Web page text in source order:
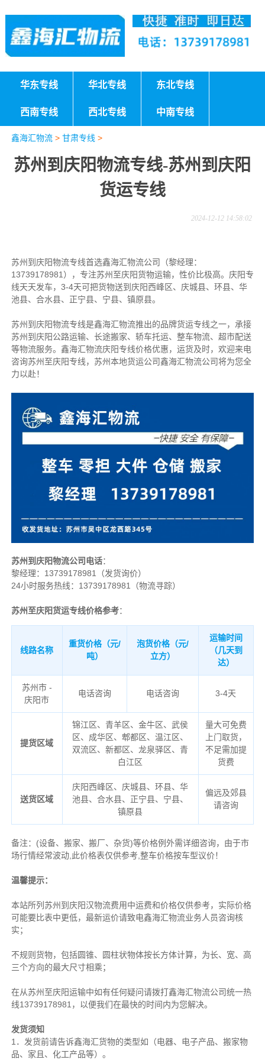
华东专线 华北专线 东北专线
西南专线 西北专线 中南专线
鑫海汇物流> 甘肃专线 >
苏州到庆阳物流专线-苏州到庆阳
货运专线
2024-12-12 14:58:02
苏州到庆阳物流专线首选鑫海汇物流公司（黎经理：
13739178981），专注苏州至庆阳货物运输，性价比极高。 庆阳专
线天天发车，3-4天可把货物送到庆阳西峰区、庆城县、环县、华
池县、合水县、正宁县、宁县、镇原县。
苏州到庆阳物流专线是鑫海汇物流推出的品牌货运专线之一， 承接
苏州到庆阳公路运输、长途搬家、轿车托运、整车物流、超市配送
等物流服务。 鑫海汇物流庆阳专线价格优惠，运货及时，欢迎来电
咨询苏州至庆阳专线，苏州本地货运公司鑫海汇物流公司将为您全
力以赴！
苏州到庆阳物流公司电话：
黎经理： 13739178981（发货询价）
24小时服务热线：13739178981（物流寻踪）
苏州至庆阳货运专线价格参考：
线路名称
重货价格（元/
吨）
泡货价格（元/
立方）
运输时间
（几天到
达）
苏州市 -
庆阳市
电话咨询 电话咨询 3-4天
提货区域
锦江区、青羊区、金牛区、武侯
区、成华区、郫都区、温江区、
双流区、新都区、龙泉驿区、青
白江区
量大可免费
上门取货，
不足需加提
货费
送货区域
庆阳西峰区、庆城县、环县、华
池县、合水县、正宁县、宁县、
镇原县
偏远及郊县
请咨询
备注： (设备、搬家、搬厂、杂货)等价格例外需详细咨询，由于市
场行情经常波动,此价格表仅供参考,整车价格按车型议价！
温馨提示：
本站所列苏州到庆阳汉物流费用中运费和价格仅供参考，实际价格
可能要比表中更低，最新运价请致电鑫海汇物流业务人员咨询核
实；
不规则货物，包括圆锥、圆柱状物体按长方体计算，为长、宽、高
三个方向的最大尺寸相乘；
在从苏州至庆阳运输中如有任何疑问请拨打鑫海汇物流公司统一热
线13739178981，以便我们在最快的时间内为您解决。
发货须知
1．发货前请告诉鑫海汇货物的类型如（电器、电子产品、搬家物
品、家且、化工产品等）。